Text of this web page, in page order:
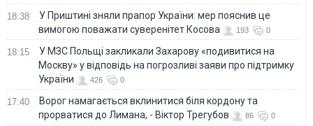
18:38
У Приштині зняли прапор України: мер пояснив це
вимогою поважати суверенітет Косова
193 0
18:15
У МЗС Польщі закликали Захарову «подивитися на
Москву» у відповідь на погрозливі заяви про підтримку
України
426 0
17:40
Ворог намагається вклинитися біля кордону та
прорватися до Лимана, - Віктор Трегубов
86 0